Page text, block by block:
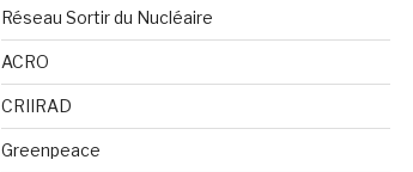
Réseau Sortir du Nucléaire
ACRO
CRIIRAD
Greenpeace